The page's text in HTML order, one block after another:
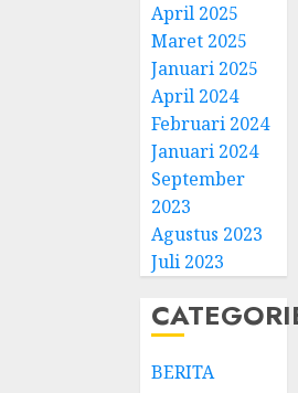
April 2025
Maret 2025
Januari 2025
April 2024
Februari 2024
Januari 2024
September
2023
Agustus 2023
Juli 2023
BERITA
3
Natal
BKSG
Tegal
di
11, 2026
4
Samuel
Adi
dan